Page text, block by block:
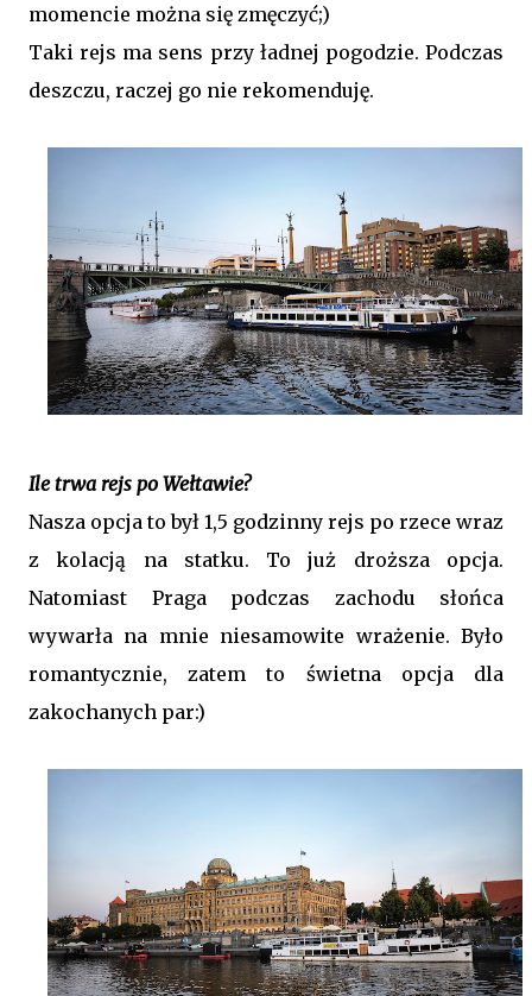
momencie można się zmęczyć;)
Taki rejs ma sens przy ładnej pogodzie. Podczas
deszczu, raczej go nie rekomenduję.
Ile trwa rejs po Wełtawie?
Nasza opcja to był 1,5 godzinny rejs po rzece wraz
z kolacją na statku. To już droższa opcja.
Natomiast Praga podczas zachodu słońca
wywarła na mnie niesamowite wrażenie. Było
romantycznie, zatem to świetna opcja dla
zakochanych par:)